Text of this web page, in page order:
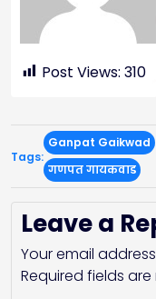
Post Views: 310
Tags:
Ganpat Gaikwad
गणपत गायकवाड
Leave a
Your email
Required fields